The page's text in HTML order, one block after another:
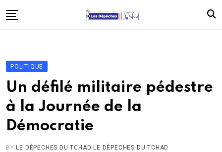
to
Économie
Santé
Éducation
Société
Afrique
POLITIQUE
Un défilé militaire pédestre
à la Journée de la
Démocratie
BY LE DÉPECHES DU TCHAD LE DÉPECHES DU TCHAD